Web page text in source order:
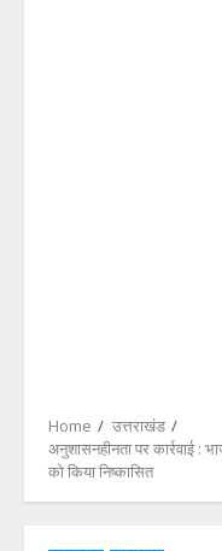
Home
उत्तराखंड
अनुशासनहीनता पर कार्रवाई
को किया निष्कासित